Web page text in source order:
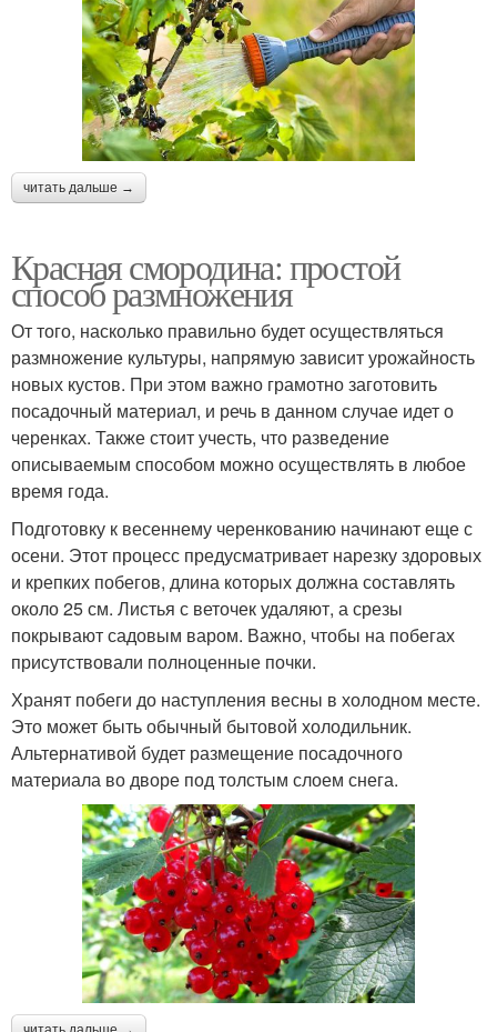
читать дальше →
Красная смородина: простой
способ размножения
От того, насколько правильно будет осуществляться
размножение культуры, напрямую зависит урожайность
новых кустов. При этом важно грамотно заготовить
посадочный материал, и речь в данном случае идет о
черенках. Также стоит учесть, что разведение
описываемым способом можно осуществлять в любое
время года.
Подготовку к весеннему черенкованию начинают еще с
осени. Этот процесс предусматривает нарезку здоровых
и крепких побегов, длина которых должна составлять
около 25 см. Листья с веточек удаляют, а срезы
покрывают садовым варом. Важно, чтобы на побегах
присутствовали полноценные почки.
Хранят побеги до наступления весны в холодном месте.
Это может быть обычный бытовой холодильник.
Альтернативой будет размещение посадочного
материала во дворе под толстым слоем снега.